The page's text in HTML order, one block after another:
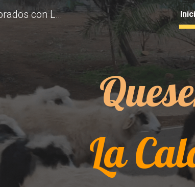
Skip to main content
Quesos Artesanales Elaborados con Leche Cruda de Oveja
La